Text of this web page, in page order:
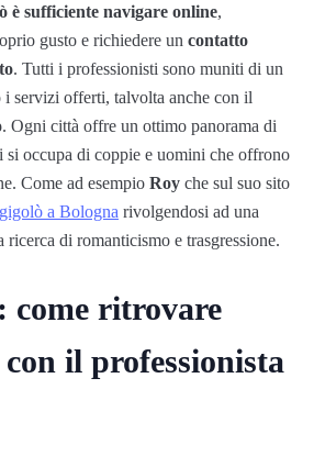
è sufficiente navigare online,
gusto e richiedere un contatto
. Tutti i professionisti sono muniti di un
i servizi offerti, talvolta anche con il
. Ogni città offre un ottimo panorama di
si occupa di coppie e uomini che offrono
Come ad esempio Roy che sul suo sito
gigolò a Bologna rivolgendosi ad una
ricerca di romanticismo e trasgressione.
come ritrovare
il professionista